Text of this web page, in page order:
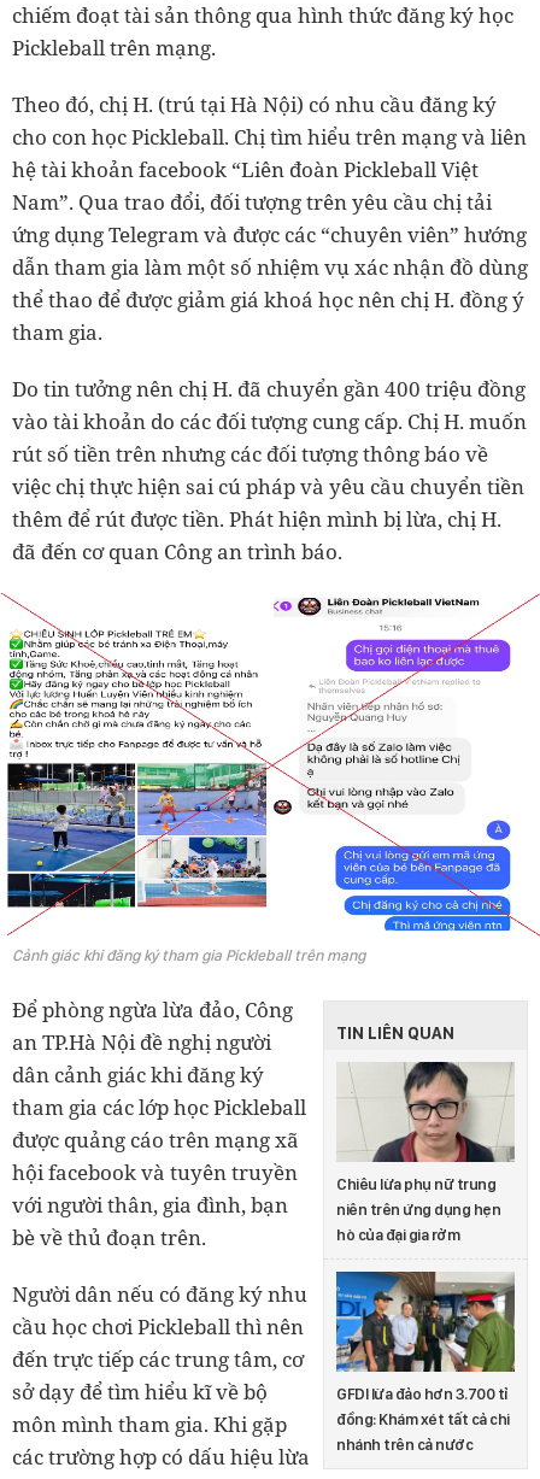
chiếm đoạt tài sản thông qua hình thức đăng ký học
Pickleball trên mạng.
Theo đó, chị H. (trú tại Hà Nội) có nhu cầu đăng ký
cho con học Pickleball. Chị tìm hiểu trên mạng và liên
hệ tài khoản facebook “Liên đoàn Pickleball Việt
Nam”. Qua trao đổi, đối tượng trên yêu cầu chị tải
ứng dụng Telegram và được các “chuyên viên” hướng
dẫn tham gia làm một số nhiệm vụ xác nhận đồ dùng
thể thao để được giảm giá khoá học nên chị H. đồng ý
tham gia.
Do tin tưởng nên chị H. đã chuyển gần 400 triệu đồng
vào tài khoản do các đối tượng cung cấp. Chị H. muốn
rút số tiền trên nhưng các đối tượng thông báo về
việc chị thực hiện sai cú pháp và yêu cầu chuyển tiền
thêm để rút được tiền. Phát hiện mình bị lừa, chị H.
đã đến cơ quan Công an trình báo.
Cảnh giác khi đăng ký tham gia Pickleball trên mạng
TIN LIÊN QUAN
Chiêu lừa phụ nữ trung
niên trên ứng dụng hẹn
hò của đại gia rởm
GFDI lừa đảo hơn 3.700 tỉ
đồng: Khám xét tất cả chi
nhánh trên cả nước
Để phòng ngừa lừa đảo, Công
an TP.Hà Nội đề nghị người
dân cảnh giác khi đăng ký
tham gia các lớp học Pickleball
được quảng cáo trên mạng xã
hội facebook và tuyên truyền
với người thân, gia đình, bạn
bè về thủ đoạn trên.
Người dân nếu có đăng ký nhu
cầu học chơi Pickleball thì nên
đến trực tiếp các trung tâm, cơ
sở dạy để tìm hiểu kĩ về bộ
môn mình tham gia. Khi gặp
các trường hợp có dấu hiệu lừa